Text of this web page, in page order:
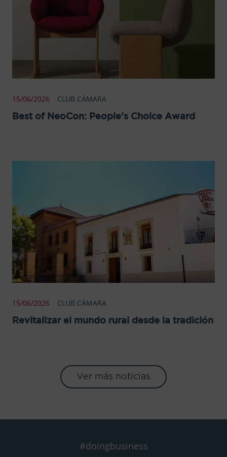
15/06/2026 CLUB CÁMARA
Best of NeoCon: People’s Choice Award
15/06/2026 CLUB CÁMARA
Revitalizar el mundo rural desde la tradición
Ver más noticias
#doingbusiness